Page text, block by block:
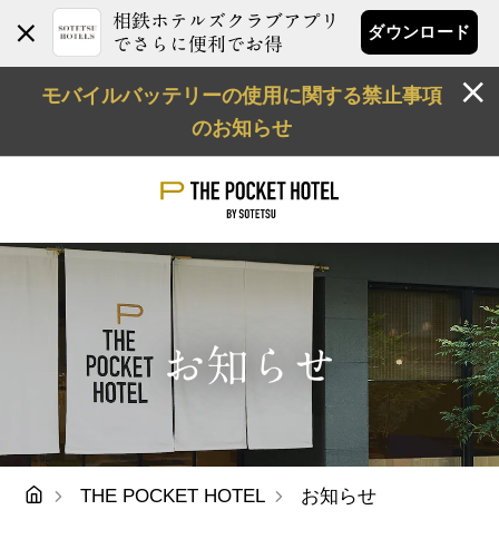
相鉄ホテルズクラブアプリ
でさらに便利でお得
ダウンロード
モバイルバッテリーの使用に関する禁止事項
のお知らせ
お知らせ
THE POCKET HOTEL お知らせ